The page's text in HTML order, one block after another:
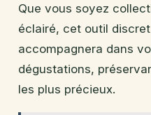
Que vous soyez
éclairé, cet outil
accompagnera dans
dégustations,
les plus précieux.